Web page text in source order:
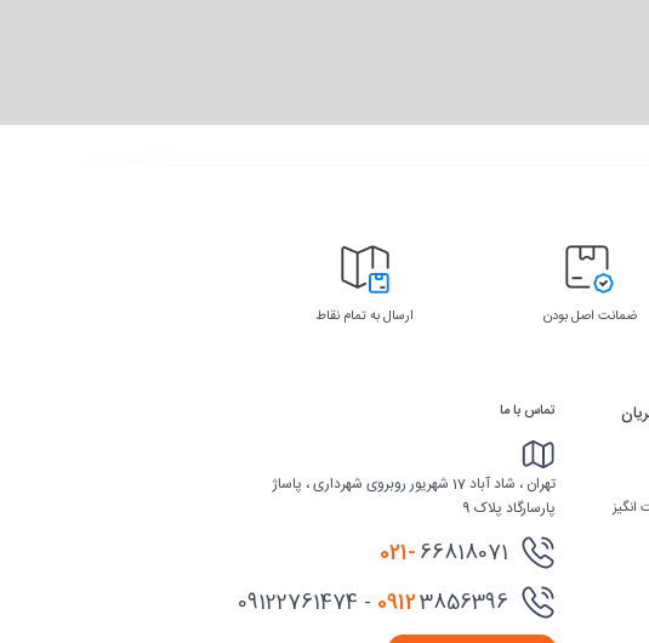
ضمانت اصل بودن ارسال به تمام نقاط
تماس با ما
تهران ، شاد آباد 17 شهریور روبروی شهرداری ، پاساژ
پارسارگاد پلاک 9
021-66818071
09123856396 - 09122761474